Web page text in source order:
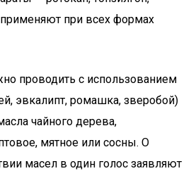
при всех формах
проводить с использованием
эвкалипт, ромашка, зверобой)
чайного дерева,
мятное или сосны. О
масел в один голос заявляют